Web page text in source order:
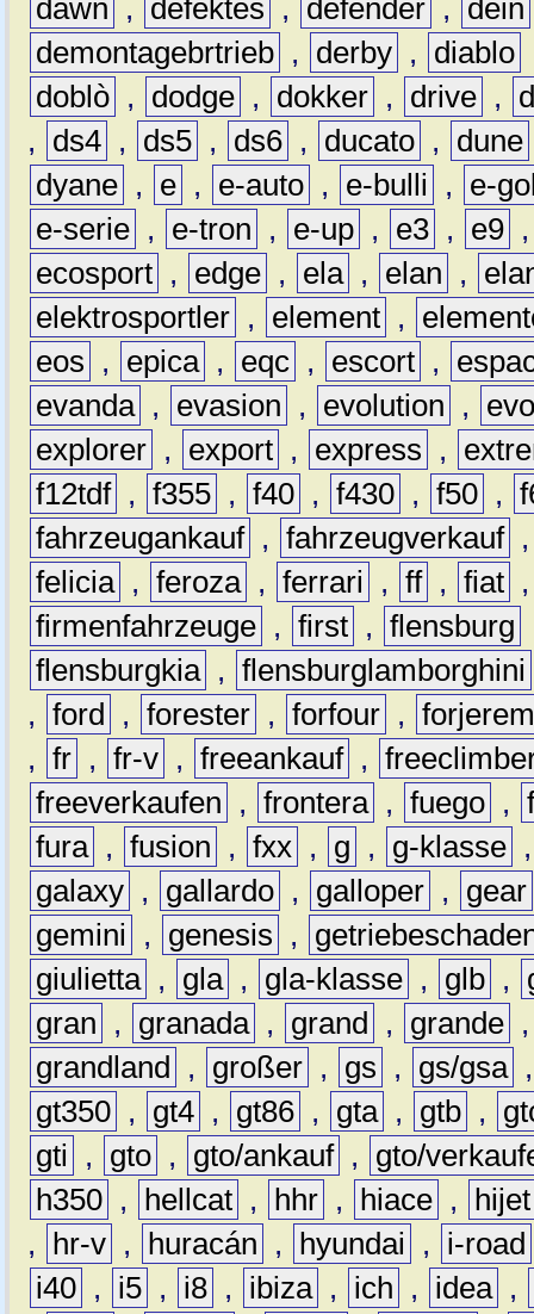
dawn , defektes , defender , dein
demontagebrtrieb , derby , diablo
doblò , dodge , dokker , drive ,
,
ds4 , ds5 , ds6 , ducato , dune
dyane , e , e-auto , e-bulli ,
e-
e-serie , e-tron , e-up , e3 , e9
ecosport , edge , ela , elan ,
elektrosportler , element ,
eos
, epica , eqc , escort ,
evanda , evasion , evolution ,
explorer , export , express ,
f12tdf , f355 , f40 , f430 , f50 ,
fahrzeugankauf , fahrzeugverkauf
felicia , feroza , ferrari , ff , fiat
firmenfahrzeuge , first , flensburg
flensburgkia , flensburglamborghini
, ford , forester , forfour ,
, fr , fr-v , freeankauf ,
freeverkaufen
, frontera , fuego ,
fura , fusion , fxx , g , g-klasse
galaxy , gallardo , galloper ,
gear
gemini
, genesis ,
giulietta , gla , gla-klasse , glb ,
gran
, granada , grand , grande
grandland
, großer , gs , gs/gsa
gt350 , gt4 , gt86 , gta , gtb ,
gti
, gto , gto/ankauf ,
gto/
h350 , hellcat , hhr , hiace ,
hijet
,
hr-v , huracán , hyundai ,
i-road
i40 , i5 , i8 , ibiza , ich , idea ,